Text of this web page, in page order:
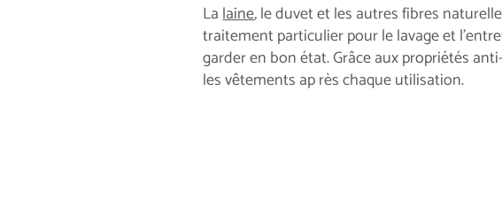
Lalaine,le duvet et les autres fibres
traitement particulier pour le lavage et
garder en bon état.Grâce aux propriétés
les vêtements après chaque utilisation.